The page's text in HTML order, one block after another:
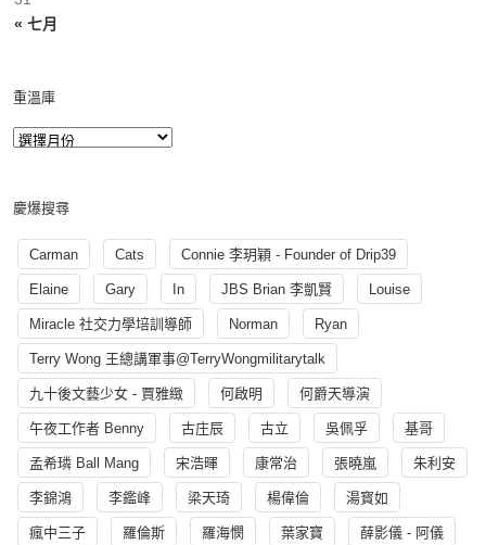
« 七月
重溫庫
慶爆搜尋
Carman Cats Connie 李玥穎 - Founder of Drip39
Elaine Gary In JBS Brian 李凱賢 Louise
Miracle 社交力學培訓導師 Norman Ryan
Terry Wong 王總講軍事@TerryWongmilitarytalk
九十後文藝少女 - 賈雅緻 何啟明 何爵天導演
午夜工作者 Benny 古庄辰 古立 吳佩孚 基哥
孟希璘 Ball Mang 宋浩暉 康常治 張曉嵐 朱利安
李錦鴻 李鑑峰 梁天琦 楊偉倫 湯寳如
瘋中三子 羅倫斯 羅海憫 葉家寶 薛影儀 - 阿儀